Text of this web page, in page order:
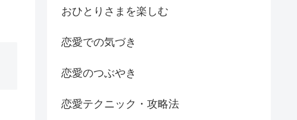
おひとりさまを楽しむ
恋愛での気づき
恋愛のつぶやき
恋愛テクニック・攻略法